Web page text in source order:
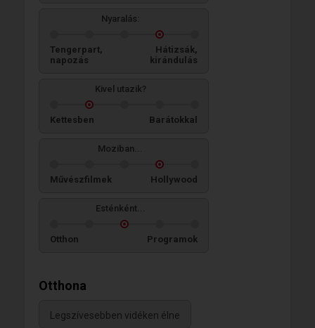
Nyaralás:
Tengerpart,
napozás
Hátizsák,
kirándulás
Kivel utazik?
Kettesben Barátokkal
Moziban...
Művészfilmek Hollywood
Esténként...
Otthon Programok
Otthona
Legszívesebben vidéken élne